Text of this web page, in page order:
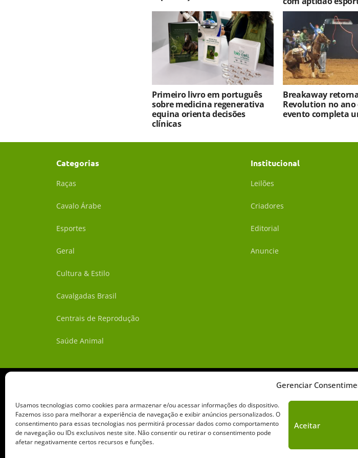
Gerenciar
Usamos tecnologias como cookies para armazenar e/ou acessar informações do dispositivo.
Fazemos isso para melhorar a experiência de navegação e exibir anúncios personalizados. O
consentimento para essas tecnologias nos permitirá processar dados como comportamento
de navegação ou IDs exclusivos neste site. Não consentir ou retirar o consentimento pode
afetar negativamente certos recursos e funções.
Aceitar
Primeiro livro em português
sobre medicina regenerativa
equina orienta decisões
clínicas
Breakaway
Revolution no ano
evento completa
Categorias
Raças
Cavalo Árabe
Esportes
Geral
Cultura & Estilo
Cavalgadas Brasil
Centrais de Reprodução
Saúde Animal
Institucional
Leilões
Criadores
Editorial
Anuncie
Sobre o Cavalus